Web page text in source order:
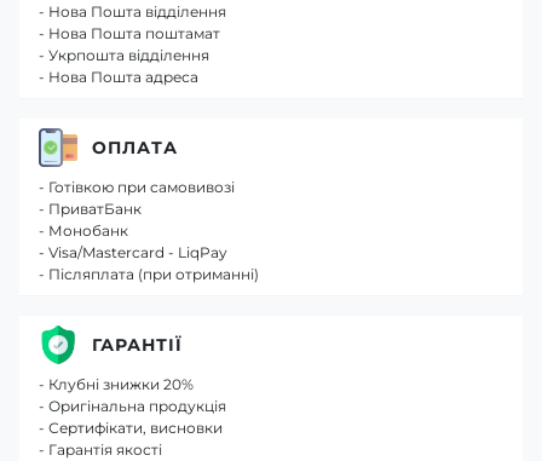
- Нова Пошта відділення
- Нова Пошта поштамат
- Укрпошта відділення
- Нова Пошта адреса
ОПЛАТА
- Готівкою при самовивозі
- ПриватБанк
- Монобанк
- Visa/Mastercard - LiqPay
- Післяплата (при отриманні)
ГАРАНТІЇ
- Клубні знижки 20%
- Оригінальна продукція
- Сертифікати, висновки
- Гарантія якості